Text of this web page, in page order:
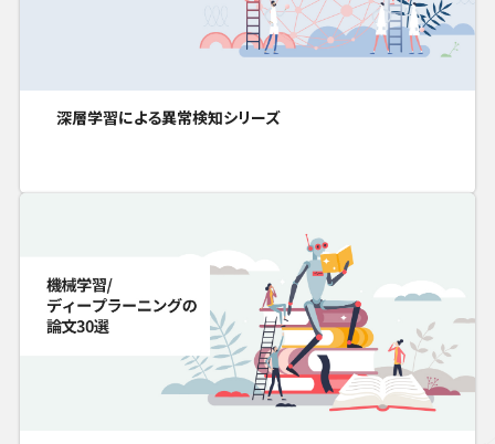
深層学習による異常検知シリーズ